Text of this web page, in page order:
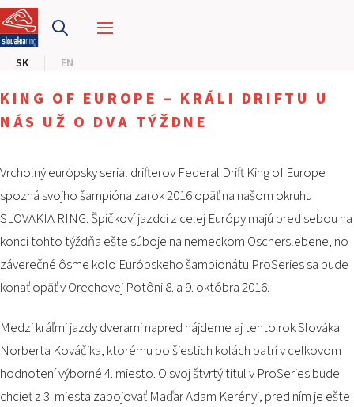
SK EN
PRETEKÁRSKY OKRUH
CENTRUM BEZPEČNEJ JAZDY
KALENDÁR
SK
E-SHOP A VSTUPENKY
PRE FIRMY
KONTAKTY
KING OF EUROPE – KRÁLI DRIFTU U
NÁS UŽ O DVA TÝŽDNE
Vrcholný európsky seriál drifterov Federal Drift King of Europe
spozná svojho šampióna zarok 2016 opäť na našom okruhu
SLOVAKIA RING. Špičkoví jazdci z celej Európy majú pred sebou na
konci tohto týždňa ešte súboje na nemeckom Oscherslebene, no
záverečné ôsme kolo Európskeho šampionátu ProSeries sa bude
konať opäť v Orechovej Potôni 8. a 9. októbra 2016.
Medzi kráľmi jazdy dverami napred nájdeme aj tento rok Slováka
Norberta Kováčika, ktorému po šiestich kolách patrí v celkovom
hodnotení výborné 4. miesto. O svoj štvrtý titul v ProSeries bude
chcieť z 3. miesta zabojovať Maďar Adam Kerényi, pred ním je ešte